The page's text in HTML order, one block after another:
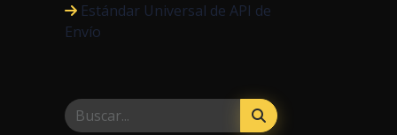
Estándar Universal de API de
Envío